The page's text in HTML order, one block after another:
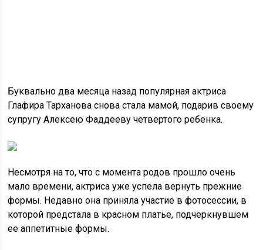
Буквально два месяца назад популярная актриса
Глафира Тарханова снова стала мамой, подарив своему
супругу Алексею Фаддееву четвертого ребенка.
Несмотря на то, что с момента родов прошло очень
мало времени, актриса уже успела вернуть прежние
формы. Недавно она приняла участие в фотосессии, в
которой предстала в красном платье, подчеркнувшем
ее аппетитные формы.